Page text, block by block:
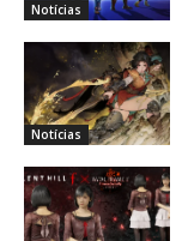
Notícias
Notícias